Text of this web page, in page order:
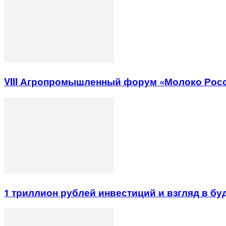
VIII Агропромышленный форум «Молоко
1 триллион рублей инвестиций и взгляд в